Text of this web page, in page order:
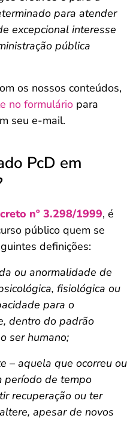
para atender
excepcional interesse
pública
os nossos conteúdos,
no formulário para
seu e-mail.
PcD em
nº 3.298/1999, é
público quem se
definições:
ou anormalidade de
fisiológica ou
para o
dentro do padrão
ser humano;
– aquela que ocorreu ou
período de tempo
recuperação ou ter
apesar de novos